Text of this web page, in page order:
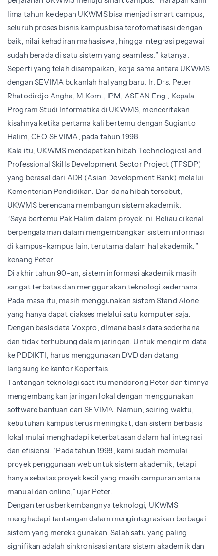
lima tahun ke depan UKWMS bisa menjadi smart campus,
seluruh proses bisnis kampus bisa terotomatisasi dengan
baik, nilai kehadiran mahasiswa, hingga integrasi pegawai
sudah berada di satu sistem yang seamless,” katanya.
Seperti yang telah disampaikan, kerja sama antara UKWMS
dengan SEVIMA bukanlah hal yang baru. Ir. Drs. Peter
Rhatodirdjo Angha, M.Kom., IPM, ASEAN Eng., Kepala
Program Studi Informatika di UKWMS, menceritakan
kisahnya ketika pertama kali bertemu dengan Sugianto
Halim, CEO SEVIMA, pada tahun 1998.
Kala itu, UKWMS mendapatkan hibahTechnological and
Professional Skills Development Sector Project (TPSDP)
yang berasal dari ADB (Asian Development Bank) melalui
Kementerian Pendidikan. Dari dana hibah tersebut,
UKWMS berencana membangun sistem akademik.
“Saya bertemu Pak Halim dalam proyek ini. Beliau dikenal
berpengalaman dalam mengembangkan sistem informasi
di kampus-kampus lain, terutama dalam hal akademik,”
kenang Peter.
Di akhir tahun 90-an, sistem informasi akademik masih
sangat terbatas dan menggunakan teknologi sederhana.
Pada masa itu, masih menggunakan sistem Stand Alone
yang hanya dapat diakses melalui satu komputer saja.
Dengan basis data Voxpro, dimana basis data sederhana
dan tidak terhubung dalam jaringan. Untuk mengirim data
ke PDDIKTI, harus menggunakan DVD dan datang
langsung ke kantor Kopertais.
Tantangan teknologi saat itu mendorong Peter dan timnya
mengembangkan jaringan lokal dengan menggunakan
software bantuan dari SEVIMA. Namun, seiring waktu,
kebutuhan kampus terus meningkat, dan sistem berbasis
lokal mulai menghadapi keterbatasan dalam hal integrasi
dan efisiensi. “Pada tahun 1998, kami sudah memulai
proyek penggunaan web untuk sistem akademik, tetapi
hanya sebatas proyek kecil yang masih campuran antara
manual dan online,” ujar Peter.
Dengan terus berkembangnya teknologi, UKWMS
menghadapi tantangan dalam mengintegrasikan berbagai
sistem yang mereka gunakan. Salah satu yang paling
signifikan adalah sinkronisasi antara sistem akademik dan